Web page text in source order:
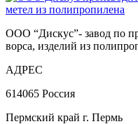
ООО “Дискус”- завод по
ворса, изделий из
АДРЕС
614065 Россия
Пермский край г. Пермь